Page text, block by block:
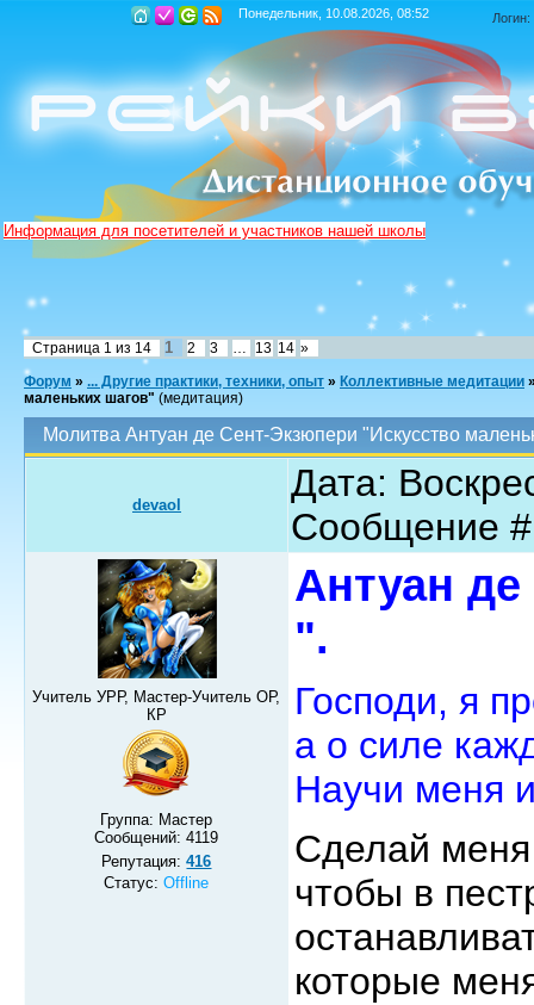
Понедельник, 10.08.2026, 08:52 Логин:
Информация для посетителей и участников нашей школы
Страница 1 из 14 1 2 3 13 14 »
Форум » ... Другие практики, техники, опыт » Коллективные медитации
маленьких шагов" (медитация)
Молитва Антуан де Сент-Экзюпери "Искусство
devaol
Дата:
Сообщение
Учитель УРР, Мастер-Учитель ОР,
КР
Группа: Мастер
Сообщений:4119
Репутация:416
Статус:Offline
Антуан
".
Господи, я
а о силе
Научи меня
Сделай
чтобы в
которые